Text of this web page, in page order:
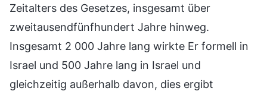
Zeitalters des Gesetzes, insgesamt über
zweitausendfünfhundert Jahre hinweg.
Insgesamt 2 000 Jahre lang wirkte Er formell in
Israel und 500 Jahre lang in Israel und
gleichzeitig außerhalb davon, dies ergibt